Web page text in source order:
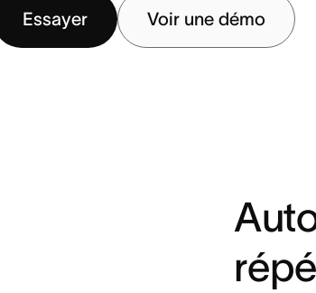
Essayer Voir une démo